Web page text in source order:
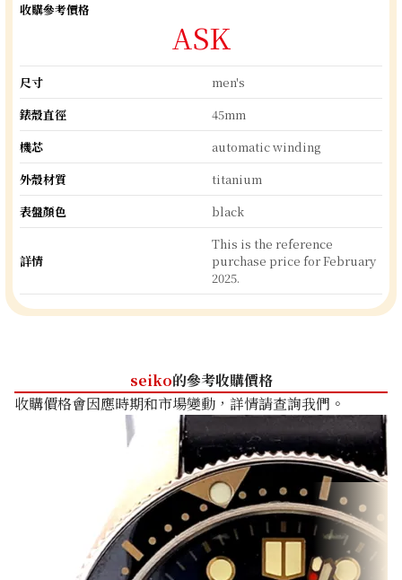
收購參考價格
ASK
尺寸
men's
錶殼直徑
45mm
機芯
automatic winding
外殼材質
titanium
表盤顏色
black
詳情
This is the reference
purchase price for February
2025.
seiko的參考收購價格
收購價格會因應時期和市場變動，詳情請查詢我們。